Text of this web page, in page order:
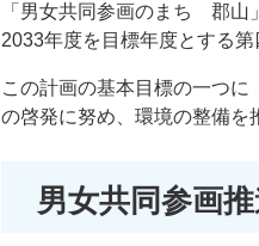
「男女共同参画のまち 郡山
2033年度を目標年度とする
この計画の基本目標の一つ
の啓発に努め、環境の整備を
男女共同参画